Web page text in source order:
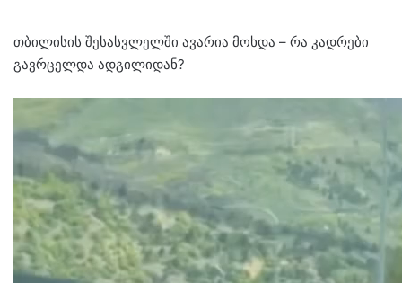
თბილისის შესასვლელში ავარია მოხდა – რა კადრები
გავრცელდა ადგილიდან?